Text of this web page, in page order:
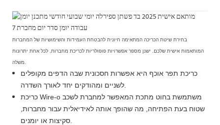
בחירת שיטת הכריכה המתאימה חיונית להבטחת העמידות והשימושיות של המחברות
המותאמות אישית שלכם. ישנן מספר אפשרויות פופולריות לכריכת מחברות, לכל אחת יתרונות
כריכת תפר אוכף היא אפשרות חסכונית שבה הדפים מקופלים
לשניים ומהודקים יחד לאורך השדרה.
כריכת Wire-o משתמשת בחוט מתכת המאפשר למחברת לשכב
שטוח בעת הפתיחה, מה שהופך אותה לאידיאלית עבור מחברות,
סקיצות או יומנים.